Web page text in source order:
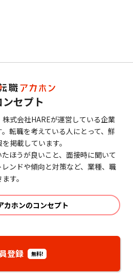
ンセプト
式会社HAREが運営している企業
転職を考えている人にとって、鮮
掲載しています。
ほうが良いこと、面接時に聞いて
ンドや傾向と対策など、業種、職
す。
カホンのコンセプト
登録 無料!